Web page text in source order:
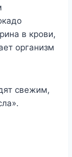
в крови,
организм
свежим,